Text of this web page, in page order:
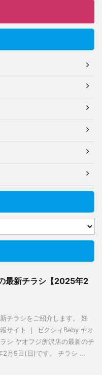
最新チラシ【2025年2
チラシをご紹介します。 妊
サイト ｜ ゼクシィBaby ヤオ
シ ヤオフジ所沢店の最新のチ
2月9日(日)です。 チラシ ...